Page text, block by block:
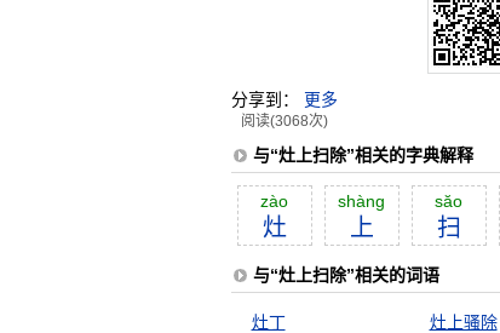
分享到： 更多
阅读(3068次)
与“灶上扫除”相关的字典解释
zào
灶
shàng
上
săo
扫
与“灶上扫除”相关的词语
灶丁 灶上骚除